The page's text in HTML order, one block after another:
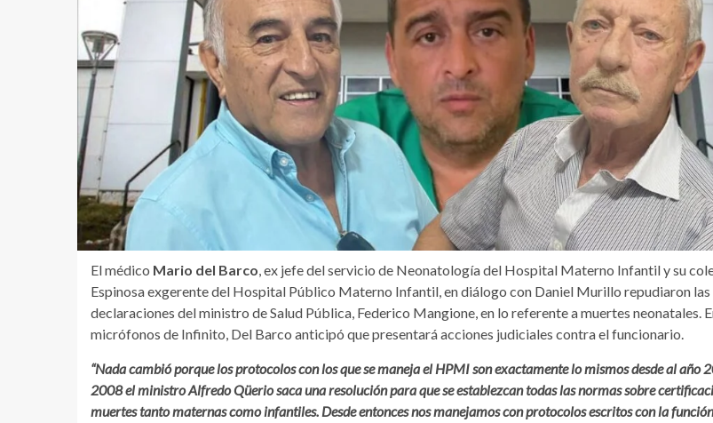
El médico Mario del Barco, ex jefe del servicio de Neonatología del Hospital Materno Infantil y su
Espinosa exgerente del Hospital Público Materno Infantil, en diálogo con Daniel Murillo repudiaron las
declaraciones del ministro de Salud Pública, Federico Mangione, en lo referente a muertes neonatales.
micrófonos de Infinito, Del Barco anticipó que presentará acciones judiciales contra el funcionario.
“Nada cambió porque los protocolos con los que se maneja el HPMI son exactamente lo mismos desde al año
2008 el ministro Alfredo Qüerio saca una resolución para que se establezcan todas las normas sobre
muertes tanto maternas como infantiles. Desde entonces nos manejamos con protocolos escritos con la